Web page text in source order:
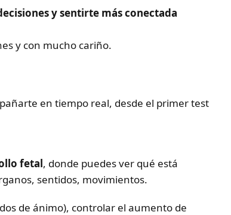
y sentirte más conectada
y con mucho cariño.
en tiempo real, desde el primer test
fetal, donde puedes ver qué está
sentidos, movimientos.
de ánimo), controlar el aumento de